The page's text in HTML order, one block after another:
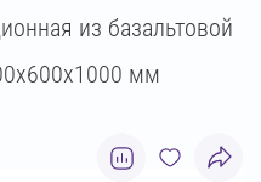
из базальтовой
мм